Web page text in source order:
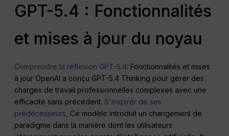
GPT-5.4 : Fonctionnalités
et mises à jour du noyau
Comprendre la réflexion GPT-5.4: Fonctionnalités et mises
à jour OpenAI a conçu GPT-5.4 Thinking pour gérer des
charges de travail professionnelles complexes avec une
efficacité sans précédent.S'inspirer de ses
prédécesseurs , Ce modèle introduit un changement de
paradigme dans la manière dont les utilisateurs